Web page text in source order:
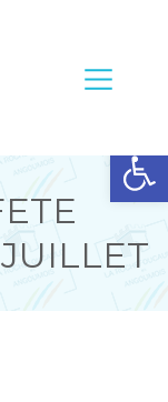
Ouvrir la barre d’outils